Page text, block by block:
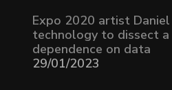
Expo 2020 artist Daniel
technology to dissect a
dependence on data
29/01/2023